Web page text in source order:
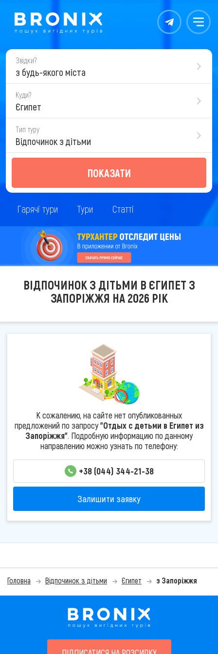
Контакты Меню
Звідки?
з будь-якого міста
Куди?
Єгипет
Тип туру
Відпочинок з дітьми
ПОКАЗАТИ
Гарячі тури Тури Статті
ВІДПОЧИНОК З ДІТЬМИ В ЄГИПЕТ З
ЗАПОРІЖЖЯ НА 2026 РІК
К сожалению, на сайте нет опубликованных
предложений по запросу"Отдых с детьми в Египет из
Запоріжжя". Подробную информацию по данному
направлению можно узнать по телефону:
+38 (044) 344-21-38
Залишити заявку
Головна Відпочинок з дітьми Єгипет з Запоріжжя